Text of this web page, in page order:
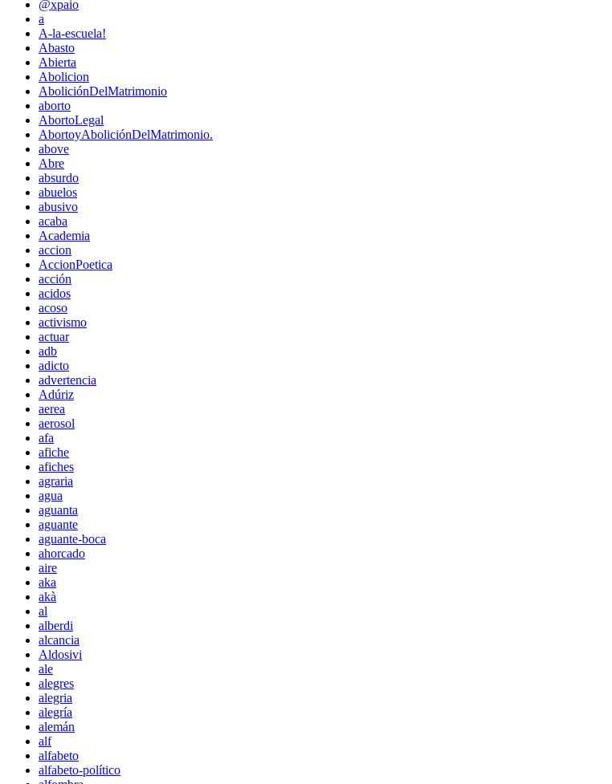
@xpaio
a
A-la-escuela!
Abasto
Abierta
Abolicion
AboliciónDelMatrimonio
aborto
AbortoLegal
AbortoyAboliciónDelMatrimonio.
above
Abre
absurdo
abuelos
abusivo
acaba
Academia
accion
AccionPoetica
acción
acidos
acoso
activismo
actuar
adb
adicto
advertencia
Adúriz
aerea
aerosol
afa
afiche
afiches
agraria
agua
aguanta
aguante
aguante-boca
ahorcado
aire
aka
akà
al
alberdi
alcancia
Aldosivi
ale
alegres
alegria
alegría
alemán
alf
alfabeto
alfabeto-político